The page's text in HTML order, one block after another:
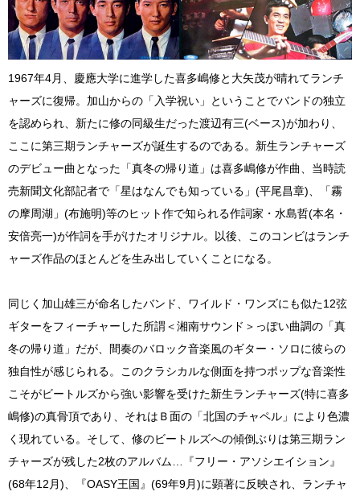
1967年4月、慶應大学に進学した喜多嶋修と大矢茂が晴れてランチ
ャーズに復帰。加山からの「入学祝い」ということでバンドの独立
を認められ、新たに修の同級生だった渡辺有三(ベース)が加わり、
ここに第三期ランチャーズが誕生するのである。新生ランチャーズ
のデビュー曲となった「真冬の帰り道」は喜多嶋修が作曲、当時読
売新聞文化部記者で「星はなんでも知っている」(平尾昌章)、「霧
の摩周湖」(布施明)等のヒット作で知られる作詞家・水島哲(本名・
安倍亮一)が作詞を手がけたオリジナル。以後、このコンビはランチ
ャーズ作品のほとんどを生み出していくことになる。
同じく加山雄三が命名したバンド、ワイルド・ワンズにも似た12弦
ギターをフィーチャーした所謂＜湘南サウンド＞っぽい曲調の「真
冬の帰り道」だが、間奏のバロック音楽風のギター・ソロに彼らの
独自性が感じられる。このクラシカルな側面を持つポップな音楽性
こそがビートルズから強い影響を受けた新生ランチャーズ(特に喜多
嶋修)の真骨頂であり、それはＢ面の「北国のチャペル」により色濃
く現れている。そして、修のビートルズへの傾倒ぶりは第三期ラン
チャーズが残した2枚のアルバム…『フリー・アソシエイション』
(68年12月)、『OASY王国』(69年9月)に顕著に反映され、ランチャ